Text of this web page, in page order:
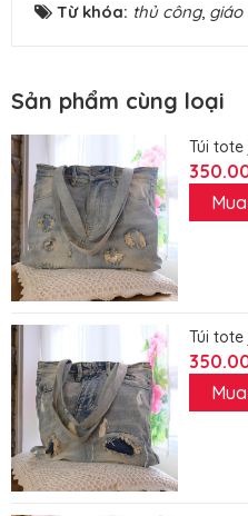
Từ khóa: thủ công, giáo
Sản phẩm cùng loại
Túi tote
Túi tote